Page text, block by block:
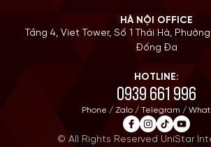
HÀ NỘI OFFICE
Tầng 4, Viet Tower, Số 1 Thái Hà,
Đống Đa
HOTLINE:
0939 661 996
Phone / Zalo / Telegram /
© All Rights Reserved UniStar